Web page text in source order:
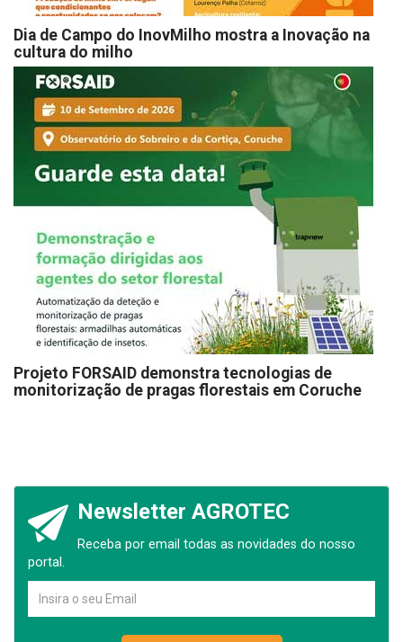
Dia de Campo do InovMilho mostra a Inovação na
cultura do milho
Projeto FORSAID demonstra tecnologias de
monitorização de pragas florestais em Coruche
Newsletter AGROTEC
Receba por email todas as novidades do nosso
portal.